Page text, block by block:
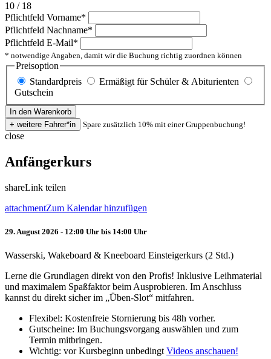
10 / 18
Pflichtfeld Vorname*
Pflichtfeld Nachname*
Pflichtfeld E-Mail*
* notwendige Angaben, damit wir die Buchung richtig zuordnen können
Preisoption
Standardpreis
Ermäßigt für Schüler & Abiturienten
Gutschein
Spare zusätzlich 10% mit einer Gruppenbuchung!
close
Anfängerkurs
shareLink teilen
attachmentZum Kalendar hinzufügen
29. August 2026 - 12:00 Uhr bis 14:00 Uhr
Wasserski, Wakeboard & Kneeboard Einsteigerkurs (2 Std.)
Lerne die Grundlagen direkt von den Profis! Inklusive Leihmaterial
und maximalem Spaßfaktor beim Ausprobieren. Im Anschluss
kannst du direkt sicher im „Üben-Slot“ mitfahren.
Flexibel: Kostenfreie Stornierung bis 48h vorher.
Gutscheine: Im Buchungsvorgang auswählen und zum
Termin mitbringen.
Wichtig: vor Kursbeginn unbedingt Videos anschauen!